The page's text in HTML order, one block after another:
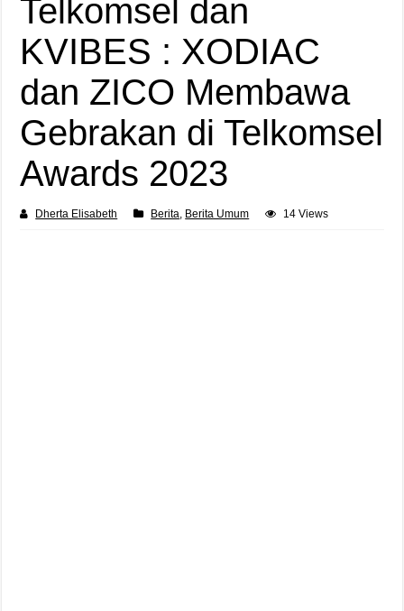
Telkomsel dan
KVIBES : XODIAC
dan ZICO Membawa
Gebrakan di Telkomsel
Awards 2023
Dherta Elisabeth Berita Berita Umum 14 Views